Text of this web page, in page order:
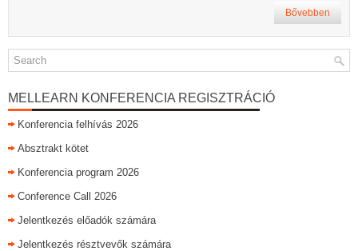
Bővebben
MELLEARN KONFERENCIA REGISZTRÁCIÓ
Konferencia felhívás 2026
Absztrakt kötet
Konferencia program 2026
Conference Call 2026
Jelentkezés előadók számára
Jelentkezés résztvevők számára